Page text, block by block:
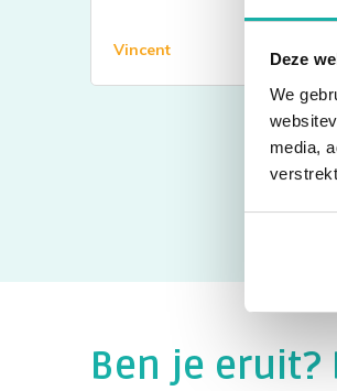
Deze
We
media,
Vincent
Ben je eruit?